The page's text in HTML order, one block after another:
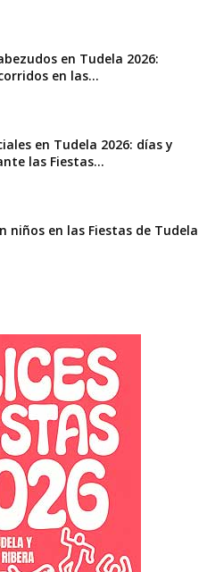
en Tudela 2026:
en las...
en Tudela 2026: días y
las Fiestas...
niños en las Fiestas de Tudela